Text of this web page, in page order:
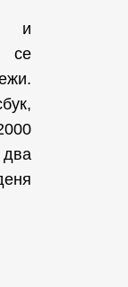
и
се
два